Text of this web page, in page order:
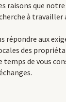
raisons que
à travailler
répondre aux
des
temps de vous